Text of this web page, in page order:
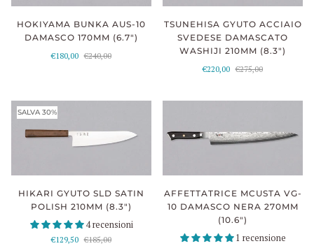
HOKIYAMA BUNKA AUS-10
DAMASCO 170MM (6.7")
€180,00 €240,00
TSUNEHISA GYUTO ACCIAIO
SVEDESE DAMASCATO
WASHIJI 210MM (8.3")
€220,00 €275,00
SALVA 30%
HIKARI GYUTO SLD SATIN
POLISH 210MM (8.3")
4 recensioni
€129,50 €185,00
AFFETTATRICE MCUSTA VG-
10 DAMASCO NERA 270MM
(10.6")
1 recensione